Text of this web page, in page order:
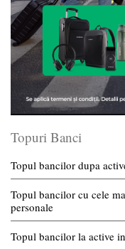
Topuri Banci
Topul bancilor dupa
Topul bancilor cu cele
personale
Topul bancilor la active